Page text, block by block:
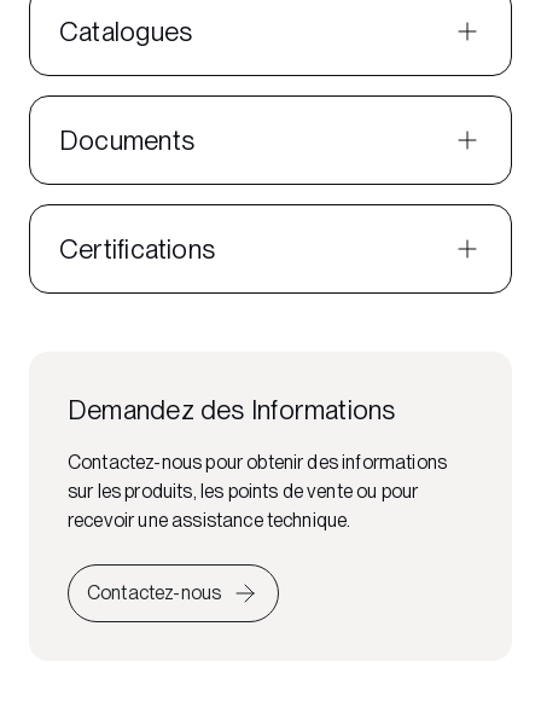
Catalogues
Documents
Certifications
Demandez des Informations
Contactez-nous pour obtenir des informations
sur les produits, les points de vente ou pour
recevoir une assistance technique.
Contactez-nous